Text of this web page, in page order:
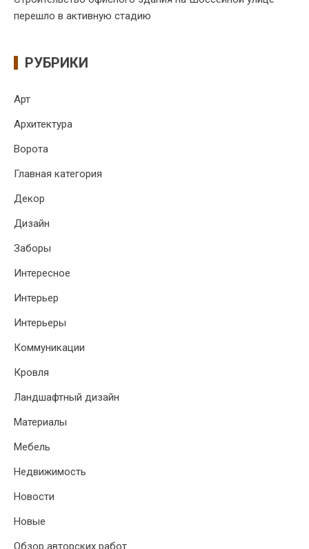
перешло в активную стадию
РУБРИКИ
Арт
Архитектура
Ворота
Главная категория
Декор
Дизайн
Заборы
Интересное
Интерьер
Интерьеры
Коммуникации
Кровля
Ландшафтный дизайн
Материалы
Мебель
Недвижимость
Новости
Новые
Обзор авторских работ